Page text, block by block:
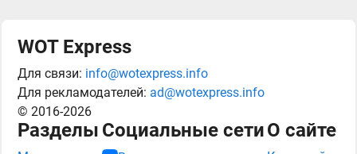
WOT Express
Для связи: info@wotexpress.info
Для рекламодателей: ad@wotexpress.info
© 2016-2026
Разделы Социальные сетиО сайте